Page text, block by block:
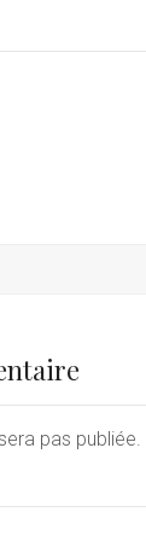
pas publiée.